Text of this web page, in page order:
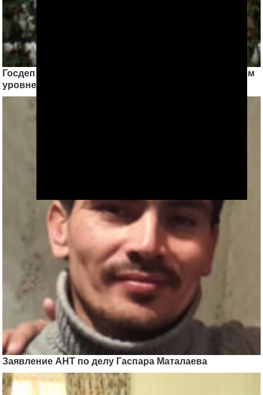
Госдеп США вновь оставил Туркменистан на низшем
уровне по работорговле
Заявление АНТ по делу Гаспара Маталаева